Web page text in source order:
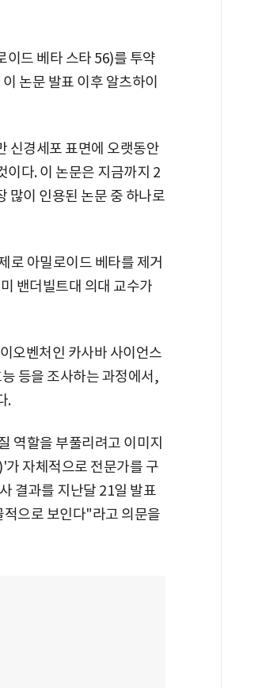
이드 베타 스타 56)를 투약
논문 발표 이후 알츠하이
신경세포 표면에 오랫동안
이다. 이 논문은 지금까지 2
많이 인용된 논문 중 하나로
로 아밀로이드 베타를 제거
밴더빌트대 의대 교수가
오벤처인 카사바 사이언스
등을 조사하는 과정에서,
.
역할을 부풀리려고 이미지
자체적으로 전문가를 구
결과를 지난달 21일 발표
으로 보인다"라고 의문을